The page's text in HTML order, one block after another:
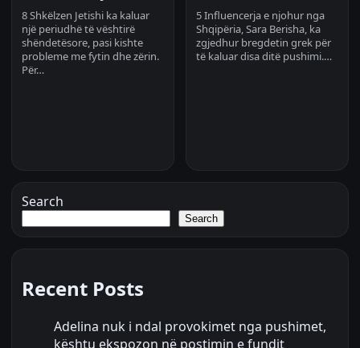
8 Shkëlzen Jetishi ka kaluar
një periudhë të vështirë
shëndetësore, pasi kishte
probleme me fytin dhe zërin.
Për…
5 Influencerja e njohur nga
Shqipëria, Sara Berisha, ka
zgjedhur bregdetin grek për
të kaluar disa ditë pushimi.…
Search
Search
Recent Posts
Adelina nuk i ndal provokimet nga pushimet,
kështu ekspozon në postimin e fundit